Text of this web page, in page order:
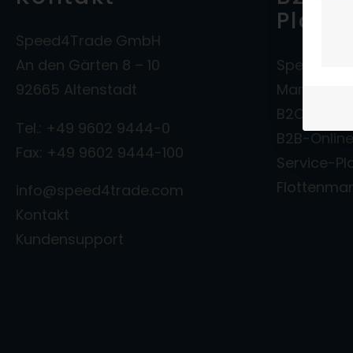
Speed4Trade GmbH
An den Gärten 8 – 10
92665 Altenstadt
Tel.: +49 9602 9444-0
Fax: +49 9602 9444-100
info@speed4trade.com
Kontakt
Kundensupport
B2C-
B2B-
Service-